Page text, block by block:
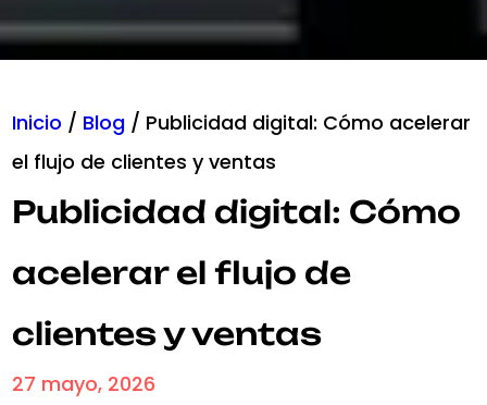
Inicio / Blog / Publicidad digital: Cómo acelerar
el flujo de clientes y ventas
Publicidad digital: Cómo
acelerar el flujo de
clientes y ventas
27 mayo, 2026